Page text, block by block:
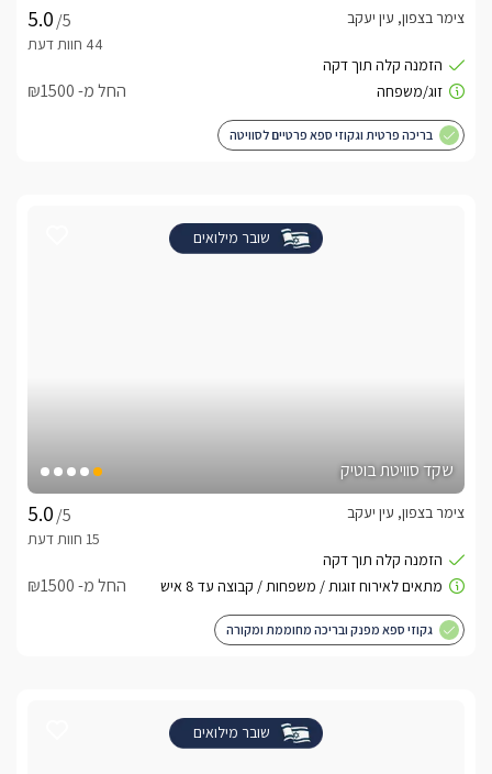
/5
צימר בצפון, עין יעקב
החל מ- ₪1500
בריכה פרטית וגקוזי ספא פרטיים לסוויטה
שובר מילואים
שקד סוויטת בוטיק
/5
צימר בצפון, עין יעקב
החל מ- ₪1500
גקוזי ספא מפנק ובריכה מחוממת ומקורה
שובר מילואים